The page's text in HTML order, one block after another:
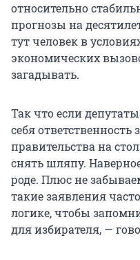
относительно
прогнозы на
тут человек в
экономических
загадывать.
Так что если
себя ответственность
правительства на
снять шляпу.
роде. Плюс не
такие заявления
логике, чтобы
для избирателя, —